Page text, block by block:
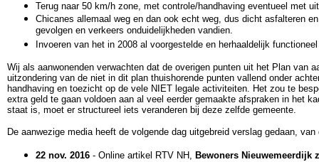
Terug naar 50 km/h zone, met controle/handhaving eventueel met
Chicanes allemaal weg en dan ook echt weg, dus dicht asfalteren
gevolgen en verkeers onduidelijkheden vandien.
Invoeren van het in 2008 al voorgestelde en herhaaldelijk
Wij als aanwonenden verwachten dat de overigen punten uit het Plan van
uitzondering van de niet in dit plan thuishorende punten vallend onder
handhaving en toezicht op de vele NIET legale activiteiten. Het zou te
extra geld te gaan voldoen aan al veel eerder gemaakte afspraken in het
staat is, moet er structureel iets veranderen bij deze zelfde gemeente.
De aanwezige media heeft de volgende dag uitgebreid verslag gedaan,
22 nov. 2016 - Online artikel RTV NH, Bewoners Nieuwemeerdijk